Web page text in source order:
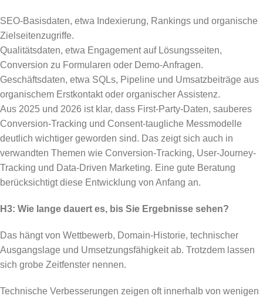
SEO-Basisdaten, etwa Indexierung, Rankings und organische
Zielseitenzugriffe.
Qualitätsdaten, etwa Engagement auf Lösungsseiten,
Conversion zu Formularen oder Demo-Anfragen.
Geschäftsdaten, etwa SQLs, Pipeline und Umsatzbeiträge aus
organischem Erstkontakt oder organischer Assistenz.
Aus 2025 und 2026 ist klar, dass First-Party-Daten, sauberes
Conversion-Tracking und Consent-taugliche Messmodelle
deutlich wichtiger geworden sind. Das zeigt sich auch in
verwandten Themen wie Conversion-Tracking, User-Journey-
Tracking und Data-Driven Marketing. Eine gute Beratung
berücksichtigt diese Entwicklung von Anfang an.
H3: Wie lange dauert es, bis Sie Ergebnisse sehen?
Das hängt von Wettbewerb, Domain-Historie, technischer
Ausgangslage und Umsetzungsfähigkeit ab. Trotzdem lassen
sich grobe Zeitfenster nennen.
Technische Verbesserungen zeigen oft innerhalb von wenigen